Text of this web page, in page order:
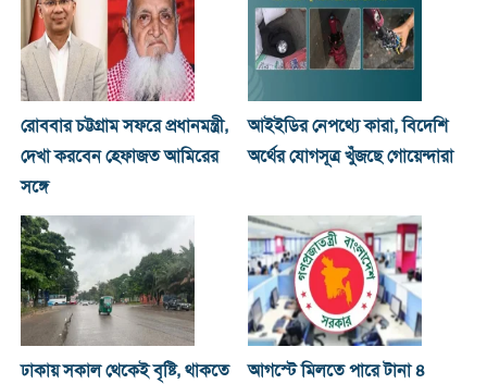
রোববার চট্টগ্রাম সফরে প্রধানমন্ত্রী,
দেখা করবেন হেফাজত আমিরের
সঙ্গে
আইইডির নেপথ্যে কারা, বিদেশি
অর্থের যোগসূত্র খুঁজছে গোয়েন্দারা
ঢাকায় সকাল থেকেই বৃষ্টি, থাকতে
আগস্টে মিলতে পারে টানা ৪